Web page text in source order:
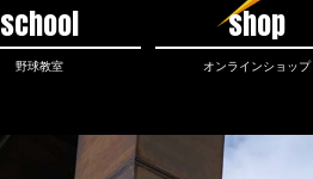
school
野球教室
shop
オンラインショップ